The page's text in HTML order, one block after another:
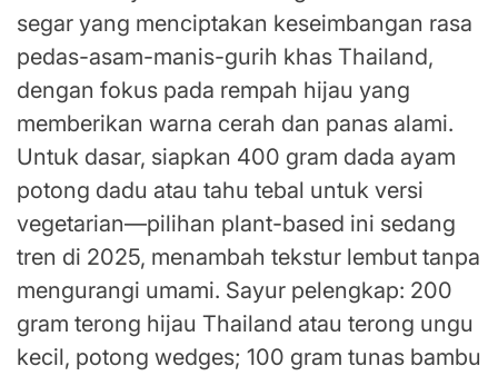
segar yang menciptakan keseimbangan rasa
pedas-asam-manis-gurih khas Thailand,
dengan fokus pada rempah hijau yang
memberikan warna cerah dan panas alami.
Untuk dasar, siapkan 400 gram dada ayam
potong dadu atau tahu tebal untuk versi
vegetarian—pilihan plant-based ini sedang
tren di 2025, menambah tekstur lembut tanpa
mengurangi umami. Sayur pelengkap: 200
gram terong hijau Thailand atau terong ungu
kecil, potong wedges; 100 gram tunas bambu